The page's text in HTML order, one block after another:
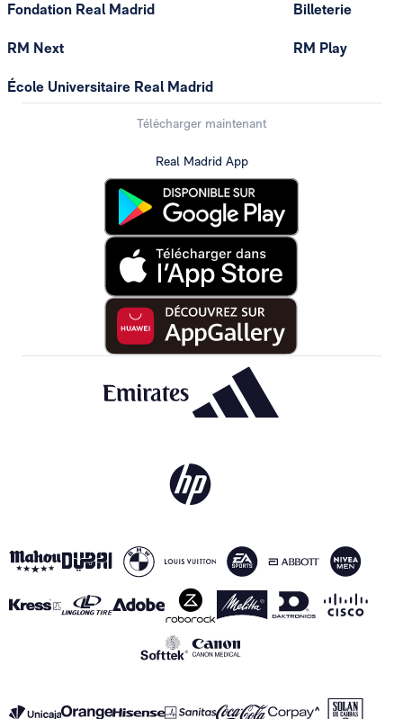
Fondation Real Madrid
RM Next
École Universitaire Real Madrid
Billeterie
RM Play
Télécharger maintenant
Real Madrid App